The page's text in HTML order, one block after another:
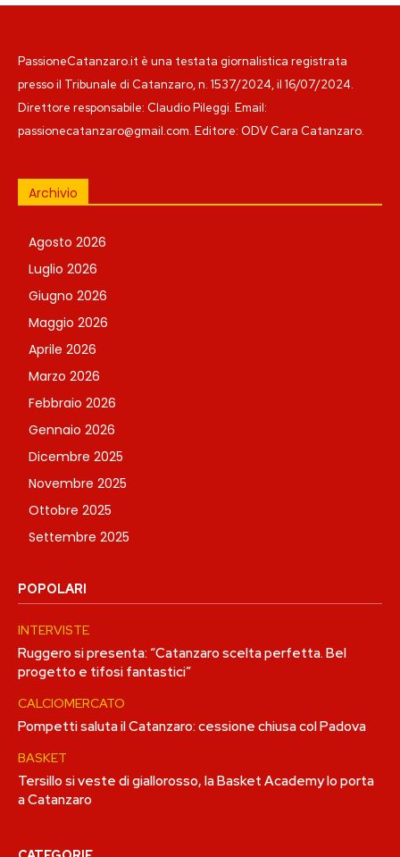
PassioneCatanzaro.it è una testata giornalistica registrata
presso il Tribunale di Catanzaro, n. 1537/2024, il 16/07/2024.
Direttore responsabile: Claudio Pileggi. Email:
passionecatanzaro@gmail.com. Editore: ODV Cara Catanzaro.
Archivio
Agosto 2026
Luglio 2026
Giugno 2026
Maggio 2026
Aprile 2026
Marzo 2026
Febbraio 2026
Gennaio 2026
Dicembre 2025
Novembre 2025
Ottobre 2025
Settembre 2025
POPOLARI
INTERVISTE
Ruggero si presenta: “Catanzaro scelta perfetta. Bel
progetto e tifosi fantastici”
CALCIOMERCATO
Pompetti saluta il Catanzaro: cessione chiusa col Padova
BASKET
Tersillo si veste di giallorosso, la Basket Academy lo porta
a Catanzaro